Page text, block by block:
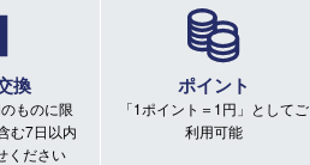
換
ものに限
む7日以内
ください
ポイント
「1ポイント＝1円」としてご
利用可能